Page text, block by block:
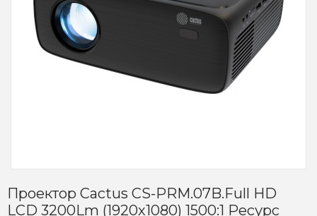
Проектор Cactus CS-PRM.07B.Full HD
LCD 3200Lm (1920х1080) 1500:1 Ресурс